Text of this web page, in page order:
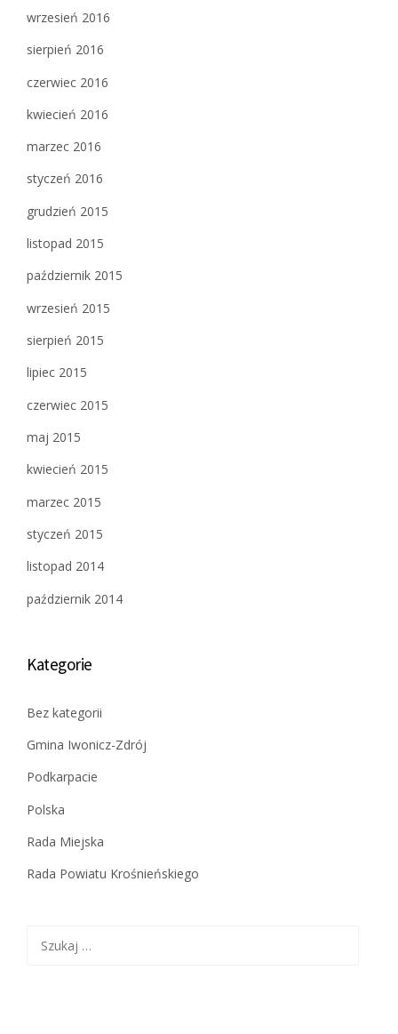
wrzesień 2016
sierpień 2016
czerwiec 2016
kwiecień 2016
marzec 2016
styczeń 2016
grudzień 2015
listopad 2015
październik 2015
wrzesień 2015
sierpień 2015
lipiec 2015
czerwiec 2015
maj 2015
kwiecień 2015
marzec 2015
styczeń 2015
listopad 2014
październik 2014
Kategorie
Bez kategorii
Gmina Iwonicz-Zdrój
Podkarpacie
Polska
Rada Miejska
Rada Powiatu Krośnieńskiego